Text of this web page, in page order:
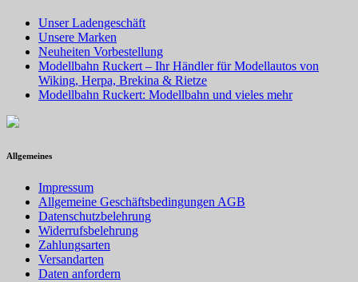
Unser Ladengeschäft
Unsere Marken
Neuheiten Vorbestellung
Modellbahn Ruckert – Ihr Händler für Modellautos von
Wiking, Herpa, Brekina & Rietze
Modellbahn Ruckert: Modellbahn und vieles mehr
Allgemeines
Impressum
Allgemeine Geschäftsbedingungen AGB
Datenschutzbelehrung
Widerrufsbelehrung
Zahlungsarten
Versandarten
Daten anfordern